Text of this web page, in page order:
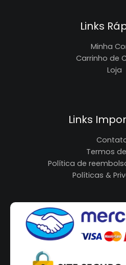
Links
Minha
Carrinho de
Loja
Links
Termos
Política de
Políticas &